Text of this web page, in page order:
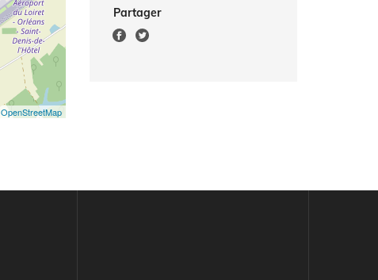
OpenStreetMap
Partager